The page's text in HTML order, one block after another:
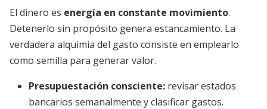
El dinero es energía en constante movimiento.
Detenerlo sin propósito genera estancamiento. La
verdadera alquimia del gasto consiste en emplearlo
como semilla para generar valor.
Presupuestación consciente: revisar estados
bancarios semanalmente y clasificar gastos.